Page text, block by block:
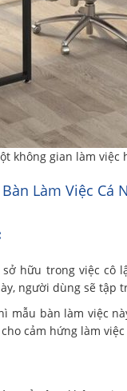
không gian làm việc
Làm Việc
hữu trong việc cô
người dùng sẽ
mẫu bàn làm việc
cảm hứng làm